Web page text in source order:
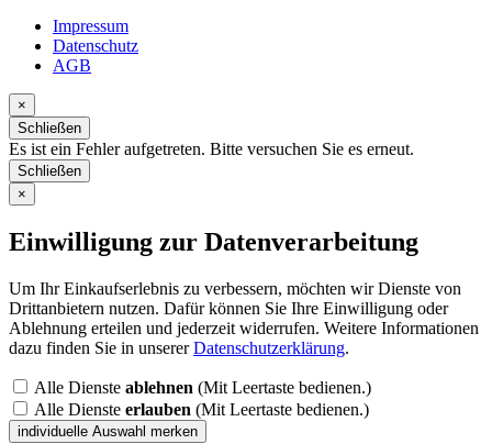
Impressum
Datenschutz
AGB
×
Schließen
Es ist ein Fehler aufgetreten. Bitte versuchen Sie es erneut.
Schließen
×
Einwilligung zur Datenverarbeitung
Um Ihr Einkaufserlebnis zu verbessern, möchten wir Dienste von
Drittanbietern nutzen. Dafür können Sie Ihre Einwilligung oder
Ablehnung erteilen und jederzeit widerrufen. Weitere Informationen
dazu finden Sie in unsererDatenschutzerklärung.
Alle Dienste ablehnen (Mit Leertaste bedienen.)
Alle Dienste erlauben (Mit Leertaste bedienen.)